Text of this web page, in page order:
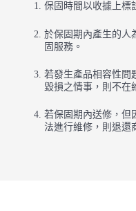
保固時間以收據上標
於保固期內產生的人
固服務。
若發生產品相容性問
毀損之情事，則不在
若保固期內送修，但
法進行維修，則退還